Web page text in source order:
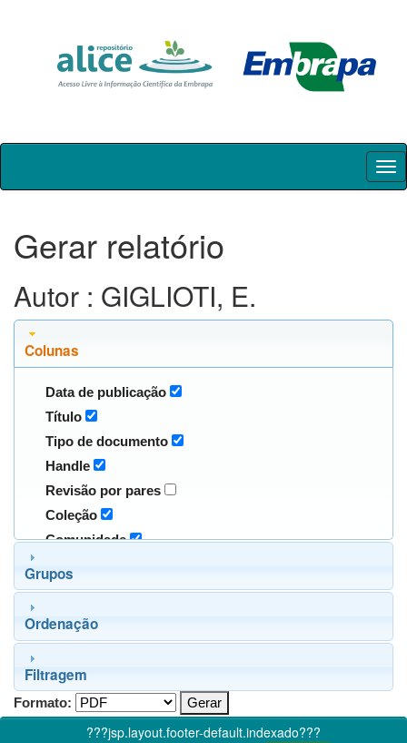
Skip
Gerar relatório
Autor : GIGLIOTI, E.
Colunas
Data de publicação
Título
Tipo de documento
Handle
Revisão por pares
Coleção
Comunidade
Grupos
Ordenação
Filtragem
Formato:
???jsp.layout.footer-default.indexado???